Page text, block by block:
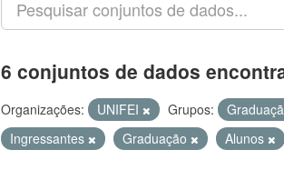
6 conjuntos de dados
Organizações: UNIFEI Grupos:
Ingressantes
Graduação Alunos